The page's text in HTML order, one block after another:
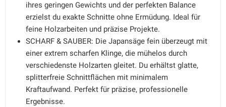
ihres geringen Gewichts und der perfekten Balance
erzielst du exakte Schnitte ohne Ermüdung. Ideal für
feine Holzarbeiten und präzise Projekte.
SCHARF & SAUBER: Die Japansäge fein überzeugt mit
einer extrem scharfen Klinge, die mühelos durch
verschiedenste Holzarten gleitet. Du erhältst glatte,
splitterfreie Schnittflächen mit minimalem
Kraftaufwand. Perfekt für präzise, professionelle
Ergebnisse.